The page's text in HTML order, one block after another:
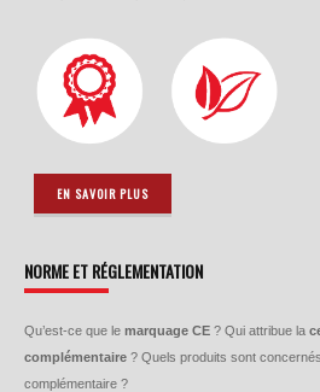
EN SAVOIR PLUS
NORME ET RÉGLEMENTATION
Qu’est-ce que le marquage CE ? Qui attribue la
complémentaire ? Quels produits sont
complémentaire ?